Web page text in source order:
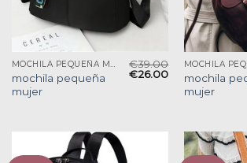
MOCHILA PEQUEÑA MUJER
mochila pequeña
mujer
€39.00
€26.00
mochila
mujer